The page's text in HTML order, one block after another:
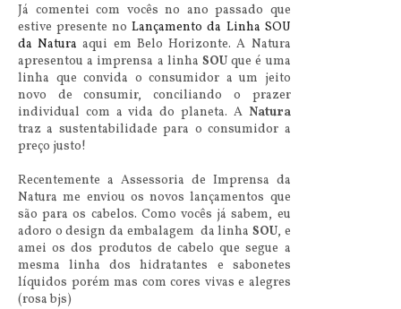
Já comentei com vocês no ano passado que
estive presente noLançamento da Linha SOU
da Natura aqui em Belo Horizonte. A Natura
apresentou a imprensa a linhaSOU que é uma
linha que convida o consumidor a um jeito
novo de consumir, conciliando o prazer
individual com a vida do planeta. A Natura
traz a sustentabilidade para o consumidor a
preço justo!
Recentemente a Assessoria de Imprensa da
Natura me enviou os novos lançamentos que
são para os cabelos. Como vocês já sabem, eu
adoro o design da embalagem da linha SOU, e
amei os dos produtos de cabelo que segue a
mesma linha dos hidratantes e sabonetes
líquidos porém mas com cores vivas e alegres
(rosa bjs)